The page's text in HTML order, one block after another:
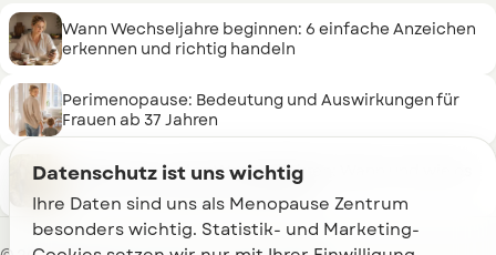
Datenschutz ist uns wichtig
Ihre Daten sind uns als Menopause Zentrum
besonders wichtig. Statistik- und Marketing-
Wann Wechseljahre beginnen: 6 einfache Anzeichen
erkennen und richtig handeln
Perimenopause: Bedeutung und Auswirkungen für
Frauen ab 37 Jahren
Progesteron in den Wechseljahren: Wann und wie es
den Hormonhaushalt stabilisiert